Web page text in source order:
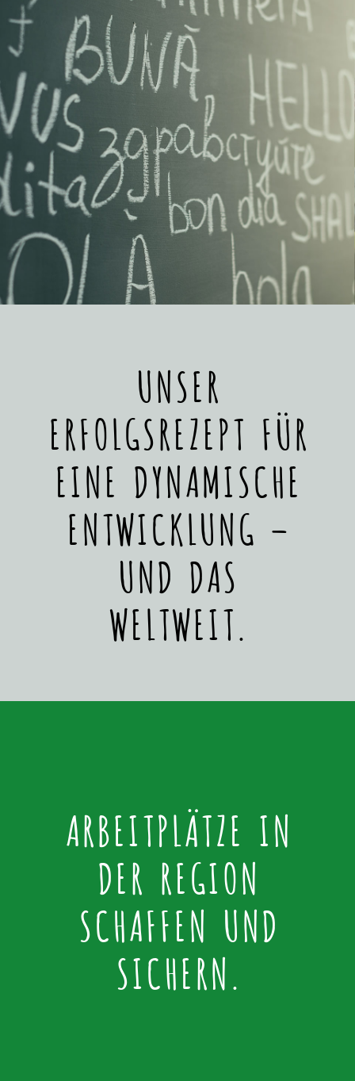
UNSER
ERFOLGSREZEPT FÜR
EINE DYNAMISCHE
ENTWICKLUNG –
UND DAS
WELTWEIT.
ARBEITPLÄTZE IN
DER REGION
SCHAFFEN UND
SICHERN.